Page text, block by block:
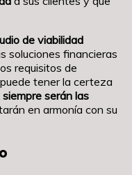
de viabilidad
soluciones financieras
requisitos de
tener la certeza
serán las
en armonía con su